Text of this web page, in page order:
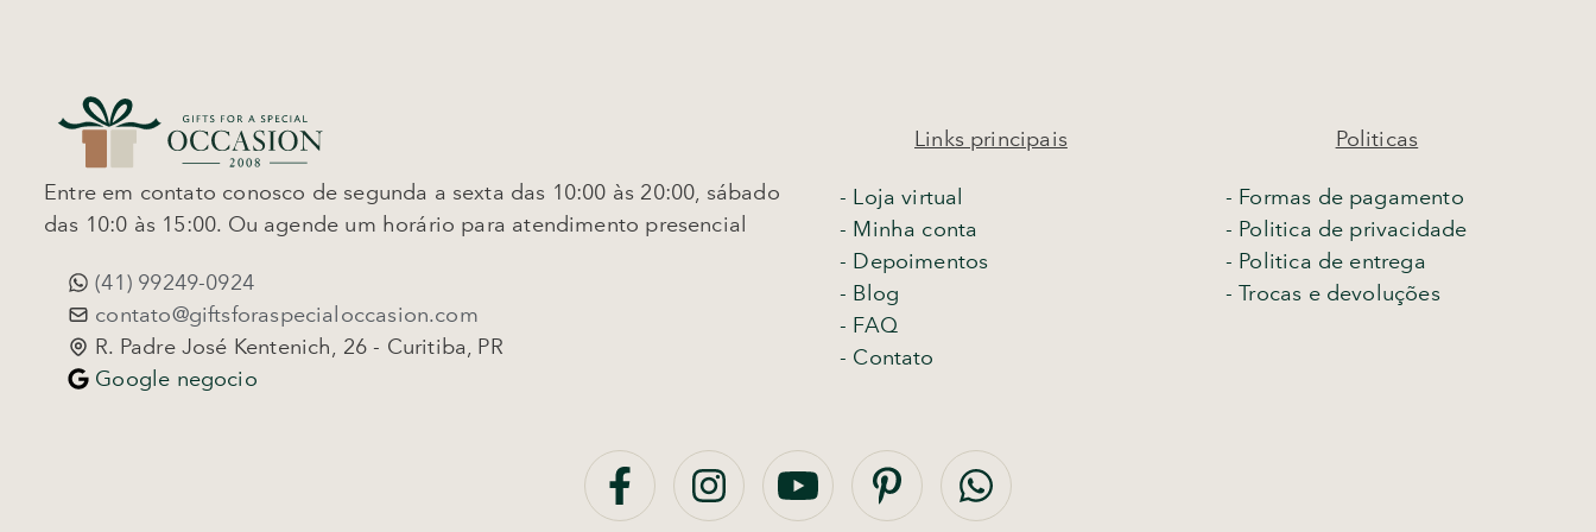
Entre em contato conosco de segunda a sexta das 10:00 às 20:00, sábado
das 10:0 às 15:00. Ou agende um horário para atendimento presencial
(41) 99249-0924
contato@giftsforaspecialoccasion.com
R. Padre José Kentenich, 26 - Curitiba, PR
Google negocio
Links principais
- Loja virtual
- Minha conta
- Depoimentos
- Blog
- FAQ
- Contato
Politicas
- Formas de pagamento
- Politica de privacidade
- Politica de entrega
-Trocas e devoluções